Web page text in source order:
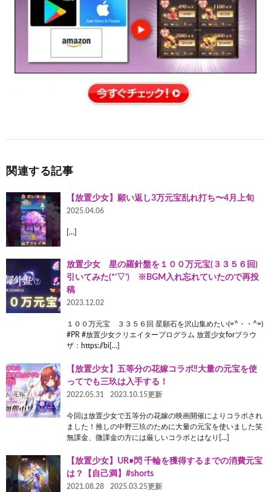
関連する記事
【放置少女】願い返し3万元宝乱れ打ち〜4月上旬
2025.04.06
[…]
放置少女 星の羅針盤を１００万元宝(３３５６回)
引いてみた(*’▽’) ※BGM入れ忘れていたので再投
稿
2023.12.02
１００万元宝 ３３５６回 星願石を沢山集めたい(=^・・^=)
#PR #放置少女クリエイタープログラム 放置少女forブラウ
ザ：https://bi[…]
【放置少女】五等分の花嫁コラボ‼︎大量の元宝を使
ってでも三玖は入手する！
2022.05.31 2023.10.15更新
今回は放置少女で五等分の花嫁の映画開催によりコラボされ
ました！推しの中野三玖のために大量の元宝を使いました笑
無課金、微課金の方には厳しいコラボとはなり[…]
【放置少女】UR•閃 千輪を獲得するまでの消費元宝
は？【自己満】#shorts
2021.08.28 2025.03.25更新